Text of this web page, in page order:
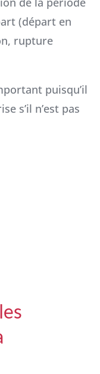
(départ en
rupture
puisqu’il
s’il n’est pas